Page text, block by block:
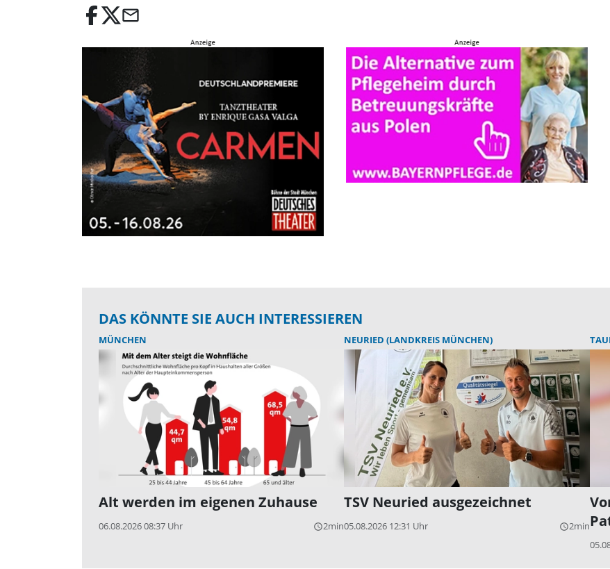
email
DAS KÖNNTE SIE AUCH INTERESSIEREN
MÜNCHEN
Alt werden im eigenen Zuhause
06.08.2026 08:37 Uhr query_builder2min
NEURIED (LANDKREIS MÜNCHEN)
TSV Neuried ausgezeichnet
05.08.2026 12:31 Uhr query_builder2min